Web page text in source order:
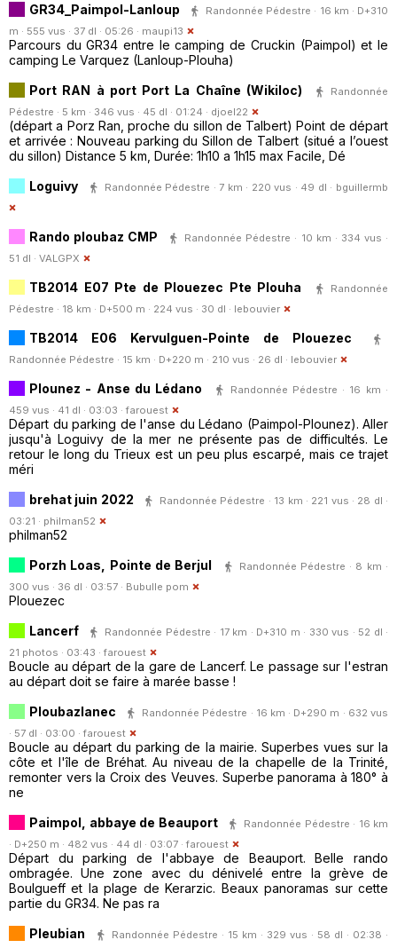
GR34_Paimpol-Lanloup
Randonnée Pédestre · 16 km · D+310
m · 555 vus · 37 dl · 05:26 · maupi13
Parcours du GR34 entre le camping de Cruckin (Paimpol) et le
camping Le Varquez (Lanloup-Plouha)
Port RAN à port Port La Chaîne (Wikiloc)
Randonnée
Pédestre · 5 km · 346 vus · 45 dl · 01:24 · djoel22
(départ a Porz Ran, proche du sillon de Talbert) Point de départ
et arrivée : Nouveau parking du Sillon de Talbert (situé a l’ouest
du sillon) Distance 5 km, Durée: 1h10 a 1h15 max Facile, Dé
Loguivy
Randonnée Pédestre · 7 km · 220 vus · 49 dl · bguillermb
Rando ploubaz CMP
Randonnée Pédestre · 10 km · 334 vus ·
51 dl · VALGPX
TB2014 E07 Pte de Plouezec Pte Plouha
Randonnée
Pédestre · 18 km · D+500 m · 224 vus · 30 dl · lebouvier
TB2014 E06 Kervulguen-Pointe de Plouezec
Randonnée Pédestre · 15 km · D+220 m · 210 vus · 26 dl · lebouvier
Plounez - Anse du Lédano
Randonnée Pédestre · 16 km ·
459 vus · 41 dl · 03:03 · farouest
Départ du parking de l'anse du Lédano (Paimpol-Plounez). Aller
jusqu'à Loguivy de la mer ne présente pas de difficultés. Le
retour le long du Trieux est un peu plus escarpé, mais ce trajet
méri
brehat juin 2022
Randonnée Pédestre · 13 km · 221 vus · 28 dl ·
03:21 · philman52
philman52
Porzh Loas, Pointe de Berjul
Randonnée Pédestre · 8 km ·
300 vus · 36 dl · 03:57 · Bubulle pom
Plouezec
Lancerf
Randonnée Pédestre · 17 km · D+310 m · 330 vus · 52 dl ·
21 photos · 03:43 · farouest
Boucle au départ de la gare de Lancerf. Le passage sur l'estran
au départ doit se faire à marée basse !
Ploubazlanec
Randonnée Pédestre · 16 km · D+290 m · 632 vus
· 57 dl · 03:00 · farouest
Boucle au départ du parking de la mairie. Superbes vues sur la
côte et l'île de Bréhat. Au niveau de la chapelle de la Trinité,
remonter vers la Croix des Veuves. Superbe panorama à 180° à
ne
Paimpol, abbaye de Beauport
Randonnée Pédestre · 16 km
· D+250 m · 482 vus · 44 dl · 03:07 · farouest
Départ du parking de l'abbaye de Beauport. Belle rando
ombragée. Une zone avec du dénivelé entre la grève de
Boulgueff et la plage de Kerarzic. Beaux panoramas sur cette
partie du GR34. Ne pas ra
Pleubian
Randonnée Pédestre · 15 km · 329 vus · 58 dl · 02:38 ·